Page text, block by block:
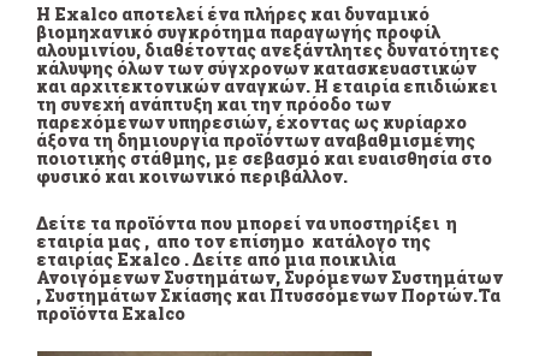
Η Exalco αποτελεί ένα πλήρες και δυναμικό
βιομηχανικό συγκρότημα παραγωγής προφίλ
αλουμινίου, διαθέτοντας ανεξάντλητες δυνατότητες
κάλυψης όλων των σύγχρονων κατασκευαστικών
και αρχιτεκτονικών αναγκών. Η εταιρία επιδιώκει
τη συνεχή ανάπτυξη και την πρόοδο των
παρεχόμενων υπηρεσιών, έχοντας ως κυρίαρχο
άξονα τη δημιουργία προϊόντων αναβαθμισμένης
ποιοτικής στάθμης, με σεβασμό και ευαισθησία στο
φυσικό και κοινωνικό περιβάλλον.
Δείτε τα προϊόντα που μπορεί να υποστηρίξει η
εταιρία μας , απο τον επίσημο κατάλογο της
εταιρίας Exalco . Δείτε από μια ποικιλία
Ανοιγόμενων Συστημάτων, Συρόμενων Συστημάτων
, Συστημάτων Σκίασης και Πτυσσόμενων Πορτών.Τα
προϊόντα Exalco